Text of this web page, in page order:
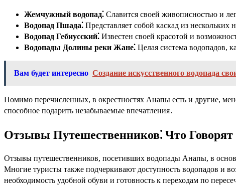
Жемчужный водопад⁚ Славится своей живописностью и
Водопад Пшада⁚ Представляет собой каскад из
Водопад Гебиусский⁚ Известен своей красотой и
Водопады Долины реки Жане⁚ Целая система водопадов,
Вам будет интересно Создание искусственного водопада
Помимо перечисленных, в окрестностях Анапы есть и другие,
способное подарить незабываемые впечатления․
Отзывы Путешественников⁚ Что
Отзывы путешественников, посетивших водопады Анапы, в
Многие туристы также подчеркивают доступность водопадов и
необходимость удобной обуви и готовность к переходам по